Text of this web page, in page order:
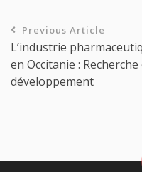
Previous Article
L’industrie
en Occitanie : Recherche
développement